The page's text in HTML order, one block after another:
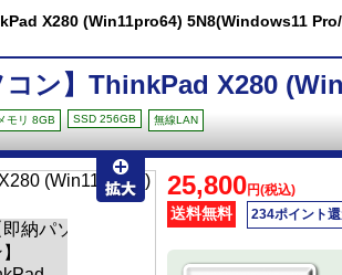
X280 (Win11pro64) 5N8(Windows11
ン】ThinkPad X280
メモリ 8GB SSD 256GB 無線LAN
25,800円(税込)
送料無料 234ポイント